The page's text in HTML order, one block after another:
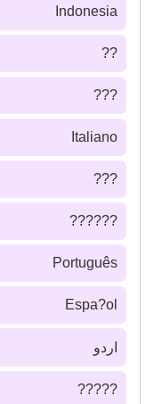
Indonesia
??
???
Italiano
???
??????
Português
Espa?ol
اردو
?????